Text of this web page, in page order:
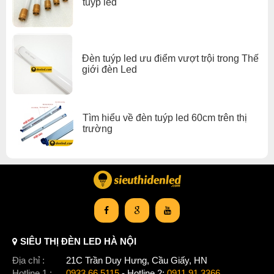
Xem thêm:Đèn Tuýp Led máng đèn
Đèn Tuýp Led nhà ở
tuýp led
Đèn tuýp led ưu điểm vượt trội trong Thế
giới đèn Led
Tìm hiểu về đèn tuýp led 60cm trên thị
trường
SIÊU THỊ ĐÈN LED HÀ NỘI
Địa chỉ :
21C Trần Duy Hưng, Cầu Giấy, HN